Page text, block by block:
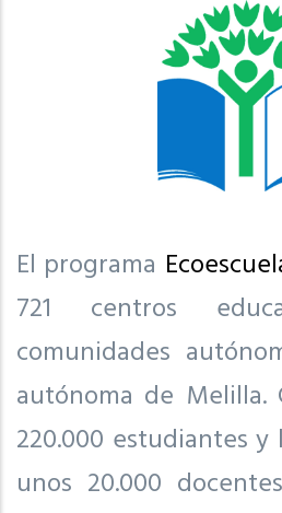
El programa
721 centros
comunidades
autónoma de Melilla.
220.000 estudiantes
unos 20.000